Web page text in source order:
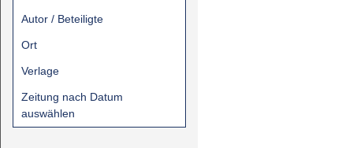
Autor / Beteiligte
Ort
Verlage
Zeitung nach Datum
auswählen